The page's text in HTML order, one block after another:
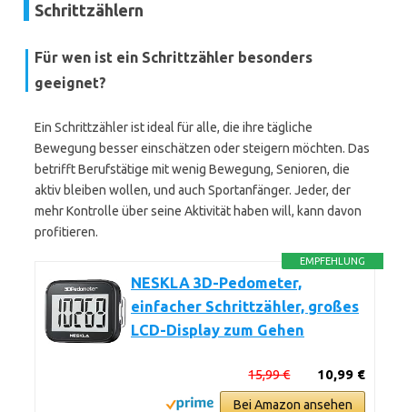
Schrittzählern
Für wen ist ein Schrittzähler besonders
geeignet?
Ein Schrittzähler ist ideal für alle, die ihre tägliche
Bewegung besser einschätzen oder steigern möchten. Das
betrifft Berufstätige mit wenig Bewegung, Senioren, die
aktiv bleiben wollen, und auch Sportanfänger. Jeder, der
mehr Kontrolle über seine Aktivität haben will, kann davon
profitieren.
EMPFEHLUNG
NESKLA 3D-Pedometer,
einfacher Schrittzähler, großes
LCD-Display zum Gehen
10,99 €
15,99 €
Bei Amazon ansehen